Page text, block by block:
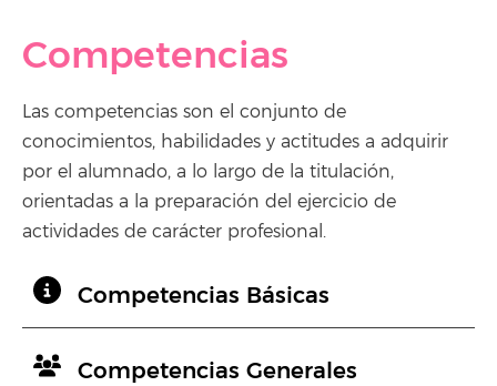
Competencias
Las competencias son el conjunto de
conocimientos, habilidades y actitudes a adquirir
por el alumnado, a lo largo de la titulación,
orientadas a la preparación del ejercicio de
actividades de carácter profesional.
Competencias Básicas
Competencias Generales